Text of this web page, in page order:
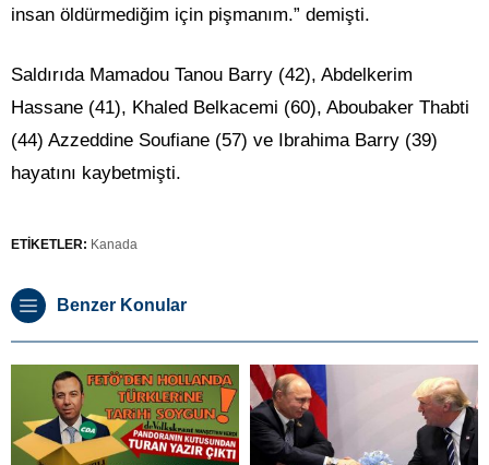
insan öldürmediğim için pişmanım.” demişti.
Saldırıda Mamadou Tanou Barry (42), Abdelkerim
Hassane (41), Khaled Belkacemi (60), Aboubaker Thabti
(44) Azzeddine Soufiane (57) ve Ibrahima Barry (39)
hayatını kaybetmişti.
ETİKETLER: Kanada
Benzer Konular